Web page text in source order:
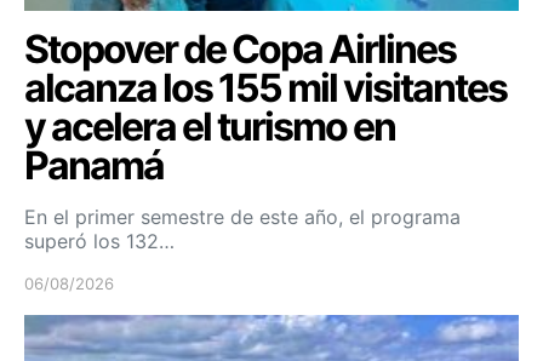
Stopover de Copa Airlines
alcanza los 155 mil visitantes
y acelera el turismo en
Panamá
En el primer semestre de este año, el programa
superó los 132…
06/08/2026